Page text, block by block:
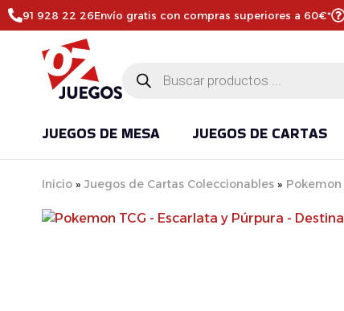
91 928 22 26Envío gratis con compras superiores a 60€*
JUEGOS DE MESA JUEGOS DE CARTAS
Inicio » Juegos de Cartas Coleccionables » Pokemon